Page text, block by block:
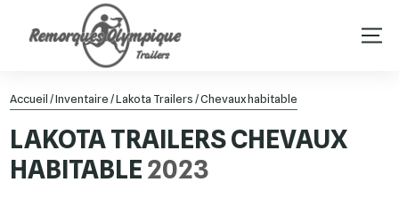
Accueil /Inventaire /Lakota Trailers /Chevaux habitable
LAKOTA TRAILERSCHEVAUX
HABITABLE 2023